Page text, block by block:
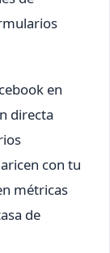
en
directa
con tu
métricas
de